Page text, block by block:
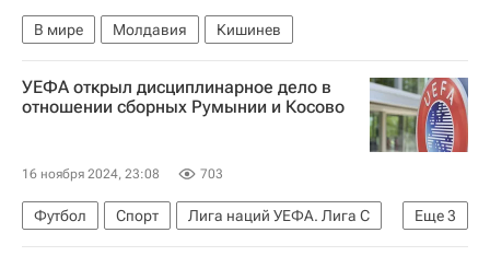
В мире Молдавия Кишинев
УЕФА открыл дисциплинарное дело в
отношении сборных Румынии и Косово
16 ноября 2024, 23:08 703
Еще3
Футбол Спорт
Лига наций УЕФА. Лига C
Лига Наций
Румыния Косово